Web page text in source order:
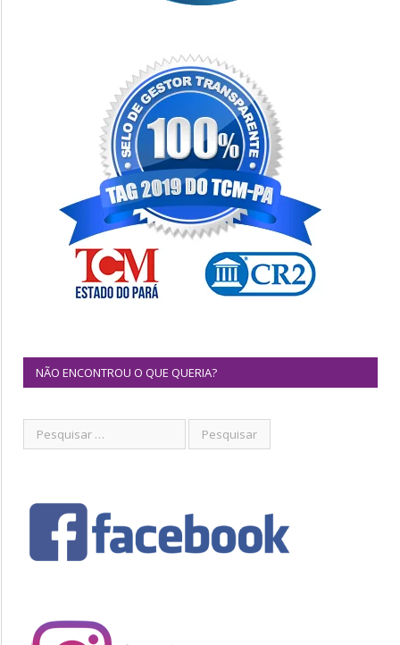
NÃO ENCONTROU O QUE QUERIA?